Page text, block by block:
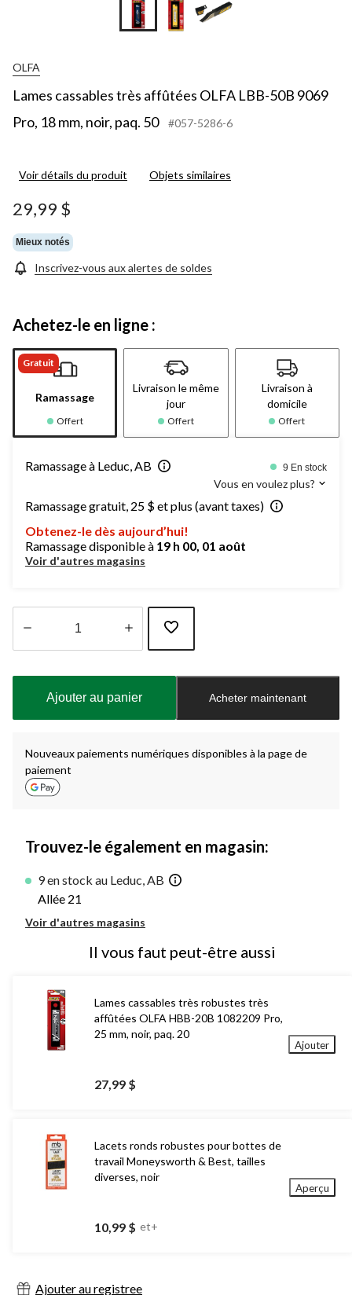
OLFA
Lames cassables très affûtées OLFA LBB-50B 9069
Pro, 18 mm, noir, paq. 50
#057-5286-6
Voir détails du produit Objets similaires
29,99 $
Mieux notés
Inscrivez-vous aux alertes de soldes
Achetez-le en ligne :
Gratuit
Ramassage
Offert
Livraison le même
jour
Offert
Livraison à
domicile
Offert
Ramassage à Leduc, AB 9 En stock
Vous en voulez plus?
Ramassage gratuit, 25 $ et plus (avant taxes)
Obtenez-le dès aujourd’hui!
Ramassage disponible à 19 h 00, 01 août
Voir d'autres magasins
à
Ajouter au panier Acheter maintenant
Nouveaux paiements numériques disponibles à la page de
paiement
Trouvez-le également en magasin:
9 en stock au Leduc, AB
Allée 21
Voir d'autres magasins
Il vous faut peut-être aussi
Lames cassables très robustes très
affûtées OLFA HBB-20B 1082209 Pro,
25 mm, noir, paq. 20
27,99 $
Ajouter
Lacets ronds robustes pour bottes de
travail Moneysworth & Best, tailles
diverses, noir
10,99 $ et+
Aperçu
Ajouter au registree